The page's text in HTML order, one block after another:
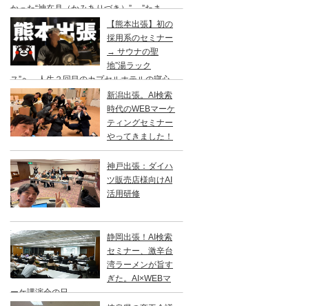
かった“神在月（かみありづき）”→ ”たま
き”で出雲そば、ドーミーイン出雲でサウナ
【熊本出張】初の
採用系のセミナー
→ サウナの聖
地”湯ラック
ス”へ、人生２回目のカプセルホテルの寝心
地はいかに？
新潟出張。AI検索
時代のWEBマーケ
ティングセミナー
やってきました！
神戸出張：ダイハ
ツ販売店様向けAI
活用研修
静岡出張！AI検索
セミナー、激辛台
湾ラーメンが旨す
ぎた。AI×WEBマ
ーケ講演会の日